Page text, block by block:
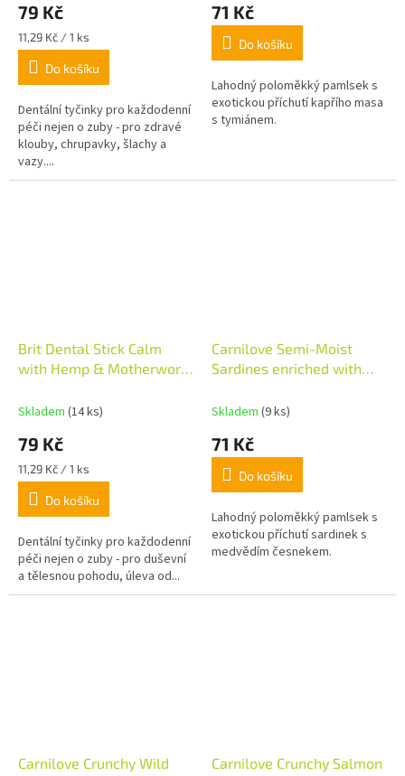
79 Kč
Měrná
cena:
11,29 Kč / 1 ks
Do košíku
Dentální tyčinky pro každodenní
péči nejen o zuby - pro zdravé
klouby, chrupavky, šlachy a
vazy....
71 Kč
Do košíku
Lahodný poloměkký pamlsek s
exotickou příchutí kapřího masa
s tymiánem.
Brit Dental Stick Calm
with Hemp & Motherwort
Skladem (14 ks)
79 Kč
Měrná
cena:
11,29 Kč / 1 ks
Do košíku
Dentální tyčinky pro každodenní
péči nejen o zuby - pro duševní
a tělesnou pohodu, úleva od...
Carnilove Semi-Moist
Sardines enriched with
Skladem (9 ks)
71 Kč
Do košíku
Lahodný poloměkký pamlsek s
exotickou příchutí sardinek s
medvědím česnekem.
Carnilove Crunchy Wild
Carnilove Crunchy Salmon